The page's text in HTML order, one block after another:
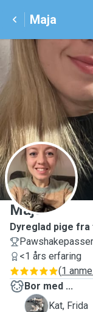
Maja
M
Maja
Dyreglad pige
<1 års erfaring
(1
Bor med ...
F
Kat, Frida